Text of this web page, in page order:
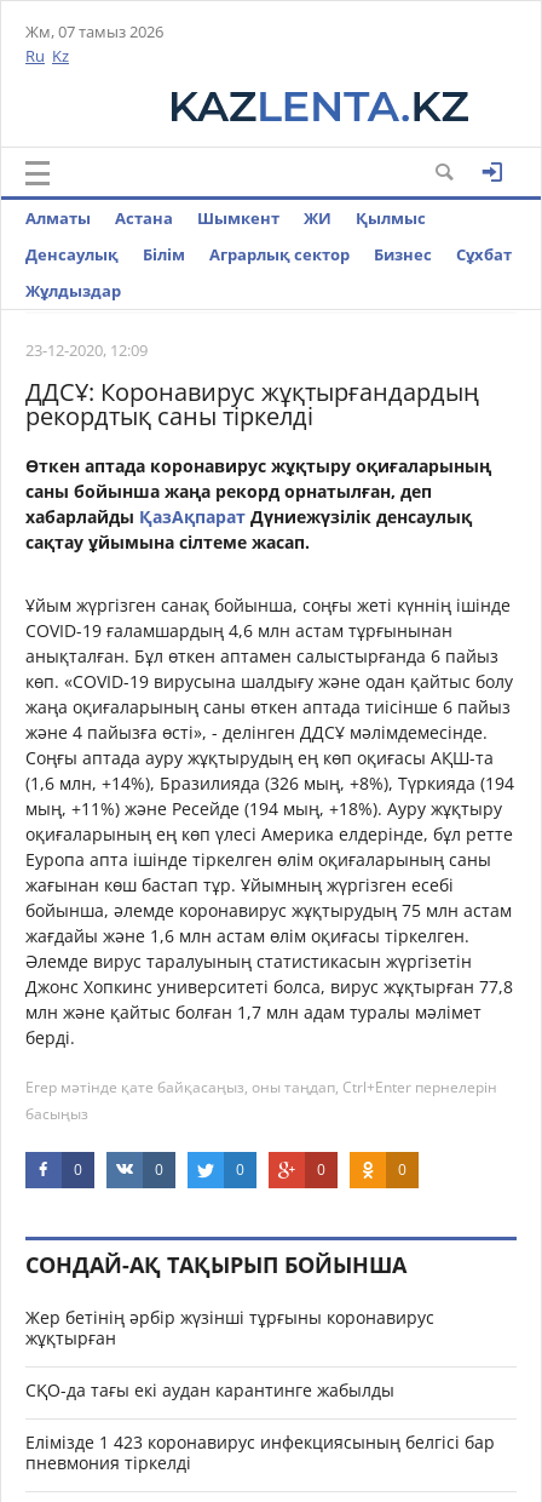
Жм, 07 тамыз 2026
Ru Kz
Алматы Астана Шымкент ЖИ
Қылмыс
Денсаулық
Білім Аграрлық сектор Бизнес
Cұхбат
Жұлдыздар
23-12-2020, 12:09
ДДСҰ: Коронавирус жұқтырғандардың
рекордтық саны тіркелді
Өткен аптада коронавирус жұқтыру оқиғаларының
саны бойынша жаңа рекорд орнатылған, деп
хабарлайды ҚазАқпарат Дүниежүзілік денсаулық
сақтау ұйымына сілтеме жасап.
Ұйым жүргізген санақ бойынша, соңғы жеті күннің ішінде
COVID-19 ғаламшардың 4,6 млн астам тұрғынынан
анықталған. Бұл өткен аптамен салыстырғанда 6 пайыз
көп. «COVID-19 вирусына шалдығу және одан қайтыс болу
жаңа оқиғаларының саны өткен аптада тиісінше 6 пайыз
және 4 пайызға өсті», - делінген ДДСҰ мәлімдемесінде.
Соңғы аптада ауру жұқтырудың ең көп оқиғасы АҚШ-та
(1,6 млн, +14%), Бразилияда (326 мың, +8%), Түркияда (194
мың, +11%) және Ресейде (194 мың, +18%). Ауру жұқтыру
оқиғаларының ең көп үлесі Америка елдерінде, бұл ретте
Еуропа апта ішінде тіркелген өлім оқиғаларының саны
жағынан көш бастап тұр. Ұйымның жүргізген есебі
бойынша, әлемде коронавирус жұқтырудың 75 млн астам
жағдайы және 1,6 млн астам өлім оқиғасы тіркелген.
Әлемде вирус таралуының статистикасын жүргізетін
Джонс Хопкинс университеті болса, вирус жұқтырған 77,8
млн және қайтыс болған 1,7 млн адам туралы мәлімет
берді.
Егер мәтінде қате байқасаңыз, оны таңдап, Ctrl+Enter пернелерін
басыңыз
0 0 0 0 0
СОНДАЙ-АҚ ТАҚЫРЫП БОЙЫНША
Жер бетінің әрбір жүзінші тұрғыны коронавирус
жұқтырған
СҚО-да тағы екі аудан карантинге жабылды
Елімізде 1 423 коронавирус инфекциясының белгісі бар
пневмония тіркелді